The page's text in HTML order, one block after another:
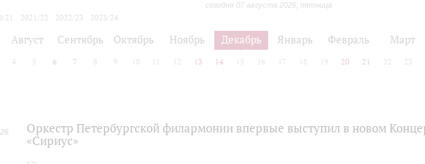
сегодня 07 августа 2026, пятница
21 2021/22 2022/23
2023/24
Август Сентябрь Октябрь Ноябрь Декабрь Январь Февраль Март
4 5 6 7 8 9 10 12 13 14 15 16 17 18 19 20 21 22 23
Оркестр Петербургской филармонии впервые выступил в новом
«Сириус»